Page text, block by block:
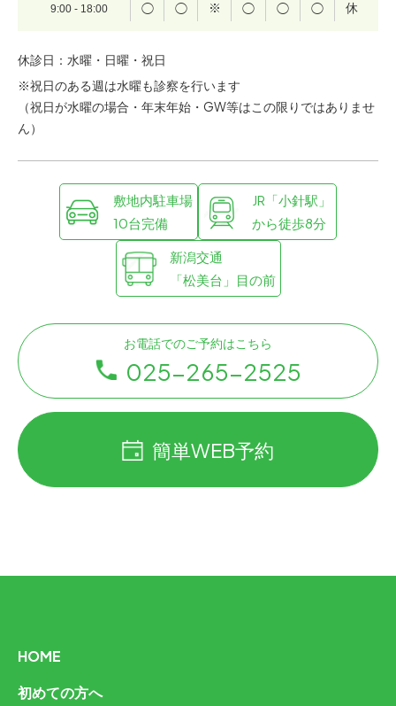
9:00 - 18:00 ◯ ◯ ※ ◯ ◯ ◯ 休
休診日：水曜・日曜・祝日
※祝日のある週は水曜も診察を行います
（祝日が水曜の場合・年末年始・GW等はこの限りではありませ
ん）
敷地内駐車場
10台完備
JR「小針駅」
から徒歩8分
新潟交通
「松美台」目の前
お電話でのご予約はこちら
025-265-2525
簡単WEB予約
HOME
初めての方へ